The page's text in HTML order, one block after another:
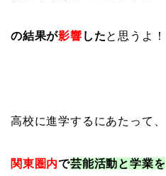
の結果が影響 したと思うよ！
高校に進学するにあたって、
関東圏内で芸能活動と学業を